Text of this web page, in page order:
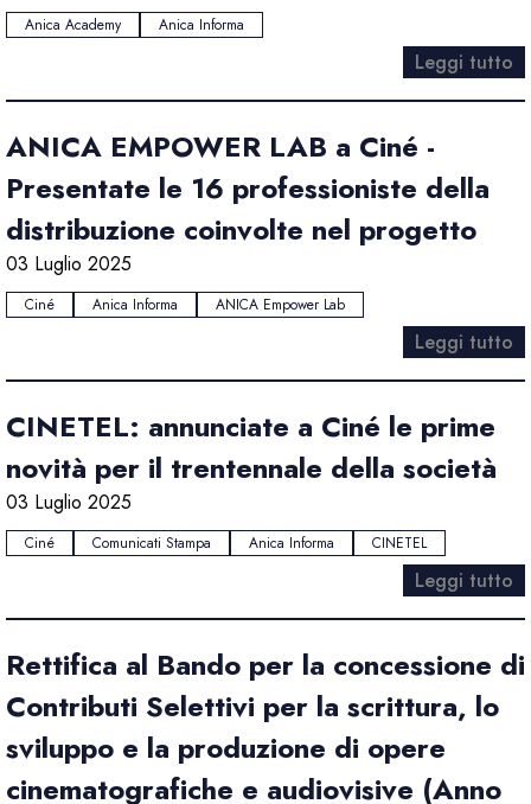
Anica Academy Anica Informa
Leggi tutto
ANICA EMPOWER LAB a Ciné -
Presentate le 16 professioniste della
distribuzione coinvolte nel progetto
03 Luglio 2025
Ciné Anica Informa ANICA Empower Lab
Leggi tutto
CINETEL: annunciate a Ciné le prime
novità per il trentennale della società
03 Luglio 2025
Ciné Comunicati Stampa Anica Informa CINETEL
Leggi tutto
Rettifica al Bando per la concessione di
Contributi Selettivi per la scrittura, lo
sviluppo e la produzione di opere
cinematografiche e audiovisive (Anno